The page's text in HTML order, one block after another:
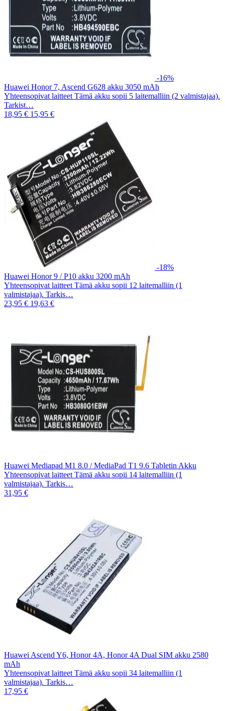
-16%
Huawei Honor 7, Ascend G628 akku 3050 mAh
Yhteensopivat laitteet Tämä akku sopii 5 laitemalliin (2 valmistajaa).
Tarkist…
18,95 € 15,95 €
-18%
Huawei Honor 9 / P10 akku 3200 mAh
Yhteensopivat laitteet Tämä akku sopii 12 laitemalliin (1
valmistajaa). Tarkis…
23,95 € 19,63 €
Huawei Mediapad M1 8.0 / MediaPad T1 9.6 Tabletin Akku
Yhteensopivat laitteet Tämä akku sopii 14 laitemalliin (1
valmistajaa). Tarkis…
31,95 €
Huawei Ascend Y6, Honor 4A, Honor 4A Dual SIM akku 2580
mAh
Yhteensopivat laitteet Tämä akku sopii 34 laitemalliin (1
valmistajaa). Tarkis…
17,95 €